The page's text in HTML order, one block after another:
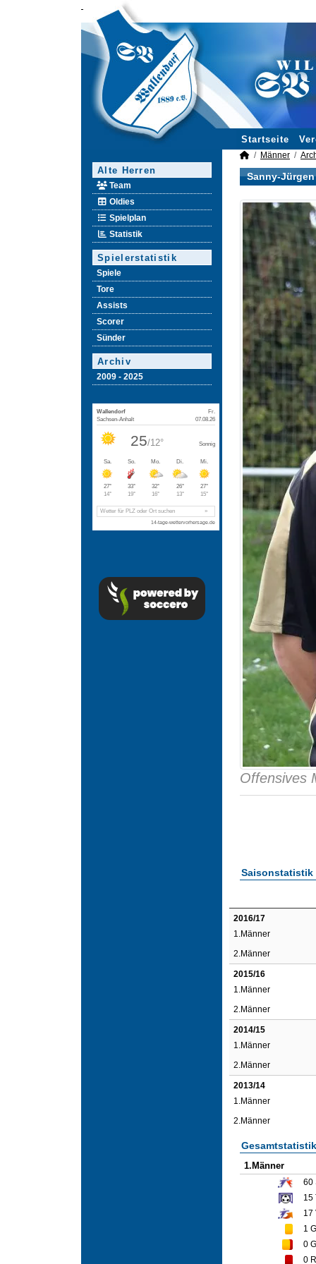
Startseite
Alte Herren
Team
Oldies
Spielplan
Statistik
Spielerstatistik
Spiele
Tore
Assists
Scorer
Sünder
Archiv
2009 - 2025
Männer
Sanny-
Offensives
Saisonstatistik
2016/17
1.Männer
2.Männer
2015/16
1.Männer
2.Männer
2014/15
1.Männer
2.Männer
2013/14
1.Männer
2.Männer
Gesamtstatistik
1.Männer
60
15
17
1
0
0